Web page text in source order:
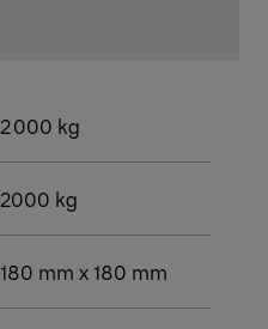
2 000 kg
2000 kg
180 mm x 180 mm